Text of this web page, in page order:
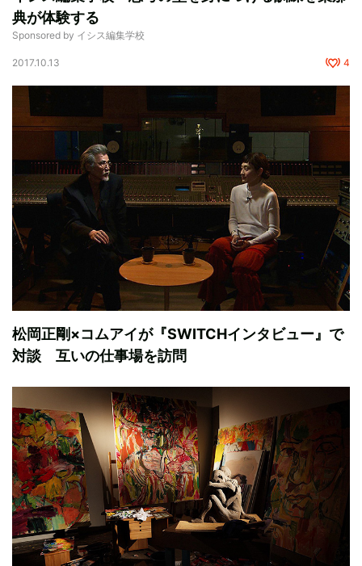
典が体験する
Sponsored by イシス編集学校
2017.10.13 4
松岡正剛×コムアイが『SWITCHインタビュー』で
対談 互いの仕事場を訪問